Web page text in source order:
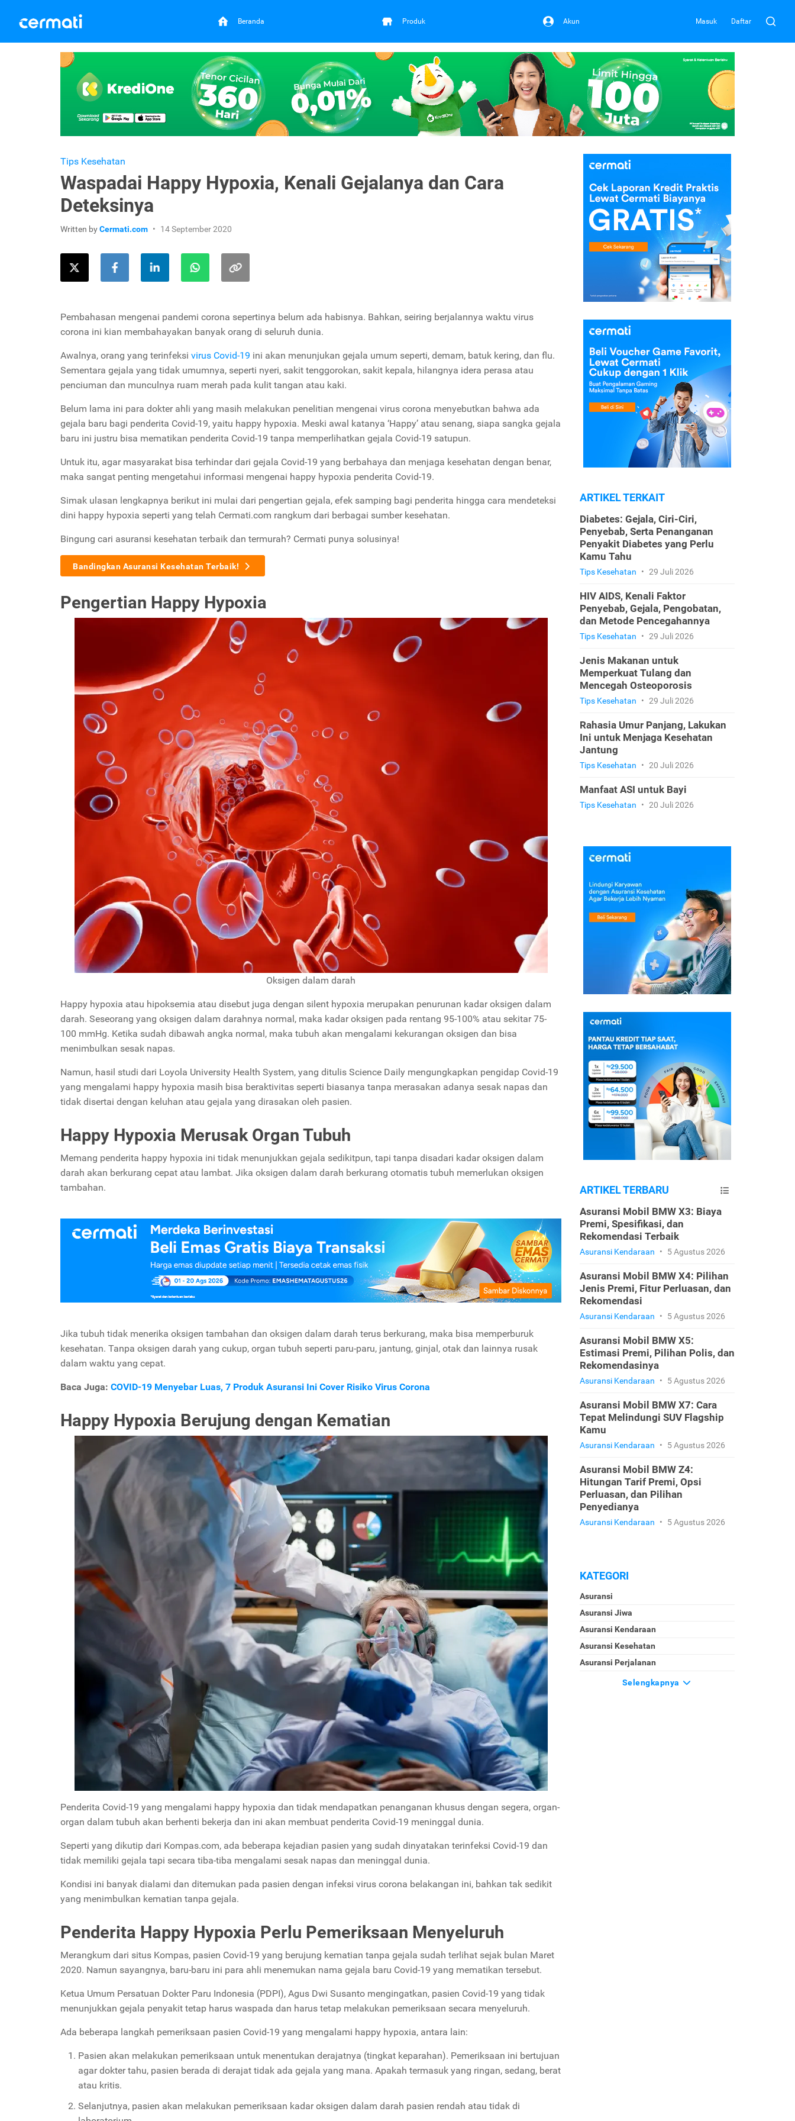
Beranda Produk Akun Masuk Daftar
Tips Kesehatan
Waspadai Happy Hypoxia, Kenali Gejalanya dan Cara
Deteksinya
Written byCermati.com 14 September 2020
Pembahasan mengenai pandemi corona sepertinya belum ada habisnya. Bahkan, seiring berjalannya waktu virus
corona ini kian membahayakan banyak orang di seluruh dunia.
Awalnya, orang yang terinfeksi virus Covid-19 ini akan menunjukan gejala umum seperti, demam, batuk kering, dan flu.
Sementara gejala yang tidak umumnya, seperti nyeri, sakit tenggorokan, sakit kepala, hilangnya idera perasa atau
penciuman dan munculnya ruam merah pada kulit tangan atau kaki.
Belum lama ini para dokter ahli yang masih melakukan penelitian mengenai virus corona menyebutkan bahwa ada
gejala baru bagi penderita Covid-19, yaitu happy hypoxia. Meski awal katanya ‘Happy’ atau senang, siapa sangka gejala
baru ini justru bisa mematikan penderita Covid-19 tanpa memperlihatkan gejala Covid-19 satupun.
Untuk itu, agar masyarakat bisa terhindar dari gejala Covid-19 yang berbahaya dan menjaga kesehatan dengan benar,
maka sangat penting mengetahui informasi mengenai happy hypoxia penderita Covid-19.
Simak ulasan lengkapnya berikut ini mulai dari pengertian gejala, efek samping bagi penderita hingga cara mendeteksi
dini happy hypoxia seperti yang telah Cermati.com rangkum dari berbagai sumber kesehatan.
Bingung cari asuransi kesehatan terbaik dan termurah? Cermati punya solusinya!
Bandingkan Asuransi Kesehatan Terbaik!
Pengertian Happy Hypoxia
Oksigen dalam darah
Happy hypoxia atau hipoksemia atau disebut juga dengan silent hypoxia merupakan penurunan kadar oksigen dalam
darah. Seseorang yang oksigen dalam darahnya normal, maka kadar oksigen pada rentang 95-100% atau sekitar 75-
100 mmHg. Ketika sudah dibawah angka normal, maka tubuh akan mengalami kekurangan oksigen dan bisa
menimbulkan sesak napas.
Namun, hasil studi dari Loyola University Health System, yang ditulis Science Daily mengungkapkan pengidap Covid-19
yang mengalami happy hypoxia masih bisa beraktivitas seperti biasanya tanpa merasakan adanya sesak napas dan
tidak disertai dengan keluhan atau gejala yang dirasakan oleh pasien.
Happy Hypoxia Merusak Organ Tubuh
Memang penderita happy hypoxia ini tidak menunjukkan gejala sedikitpun, tapi tanpa disadari kadar oksigen dalam
darah akan berkurang cepat atau lambat. Jika oksigen dalam darah berkurang otomatis tubuh memerlukan oksigen
tambahan.
Jika tubuh tidak menerika oksigen tambahan dan oksigen dalam darah terus berkurang, maka bisa memperburuk
kesehatan. Tanpa oksigen darah yang cukup, organ tubuh seperti paru-paru, jantung, ginjal, otak dan lainnya rusak
dalam waktu yang cepat.
Baca Juga: COVID-19 Menyebar Luas, 7 Produk Asuransi Ini Cover Risiko Virus Corona
Happy Hypoxia Berujung dengan Kematian
Penderita Covid-19 yang mengalami happy hypoxia dan tidak mendapatkan penanganan khusus dengan segera, organ-
organ dalam tubuh akan berhenti bekerja dan ini akan membuat penderita Covid-19 meninggal dunia.
Seperti yang dikutip dari Kompas.com, ada beberapa kejadian pasien yang sudah dinyatakan terinfeksi Covid-19 dan
tidak memiliki gejala tapi secara tiba-tiba mengalami sesak napas dan meninggal dunia.
Kondisi ini banyak dialami dan ditemukan pada pasien dengan infeksi virus corona belakangan ini, bahkan tak sedikit
yang menimbulkan kematian tanpa gejala.
Penderita Happy Hypoxia Perlu Pemeriksaan Menyeluruh
Merangkum dari situs Kompas, pasien Covid-19 yang berujung kematian tanpa gejala sudah terlihat sejak bulan Maret
2020. Namun sayangnya, baru-baru ini para ahli menemukan nama gejala baru Covid-19 yang mematikan tersebut.
Ketua Umum Persatuan Dokter Paru Indonesia (PDPI), Agus Dwi Susanto mengingatkan, pasien Covid-19 yang tidak
menunjukkan gejala penyakit tetap harus waspada dan harus tetap melakukan pemeriksaan secara menyeluruh.
Ada beberapa langkah pemeriksaan pasien Covid-19 yang mengalami happy hypoxia, antara lain:
Pasien akan melakukan pemeriksaan untuk menentukan derajatnya (tingkat keparahan). Pemeriksaan ini bertujuan
agar dokter tahu, pasien berada di derajat tidak ada gejala yang mana. Apakah termasuk yang ringan, sedang, berat
atau kritis.
Selanjutnya, pasien akan melakukan pemeriksaan kadar oksigen dalam darah pasien rendah atau tidak di
ARTIKEL TERKAIT
Diabetes: Gejala, Ciri-Ciri,
Penyebab, Serta Penanganan
Penyakit Diabetes yang Perlu
Kamu Tahu
Tips Kesehatan • 29 Juli 2026
HIV AIDS, Kenali Faktor
Penyebab, Gejala, Pengobatan,
dan Metode Pencegahannya
Tips Kesehatan • 29 Juli 2026
Jenis Makanan untuk
Memperkuat Tulang dan
Mencegah Osteoporosis
Tips Kesehatan • 29 Juli 2026
Rahasia Umur Panjang, Lakukan
Ini untuk Menjaga Kesehatan
Jantung
Tips Kesehatan • 20 Juli 2026
Manfaat ASI untuk Bayi
Tips Kesehatan • 20 Juli 2026
ARTIKEL TERBARU
Asuransi Mobil BMW X3: Biaya
Premi, Spesifikasi, dan
Rekomendasi Terbaik
Asuransi Kendaraan • 5 Agustus 2026
Asuransi Mobil BMW X4: Pilihan
Jenis Premi, Fitur Perluasan, dan
Rekomendasi
Asuransi Kendaraan • 5 Agustus 2026
Asuransi Mobil BMW X5:
Estimasi Premi, Pilihan Polis, dan
Rekomendasinya
Asuransi Kendaraan • 5 Agustus 2026
Asuransi Mobil BMW X7: Cara
Tepat Melindungi SUV Flagship
Kamu
Asuransi Kendaraan • 5 Agustus 2026
Asuransi Mobil BMW Z4:
Hitungan Tarif Premi, Opsi
Perluasan, dan Pilihan
Penyedianya
Asuransi Kendaraan • 5 Agustus 2026
KATEGORI
Asuransi
Asuransi Jiwa
Asuransi Kendaraan
Asuransi Kesehatan
Asuransi Perjalanan
Selengkapnya